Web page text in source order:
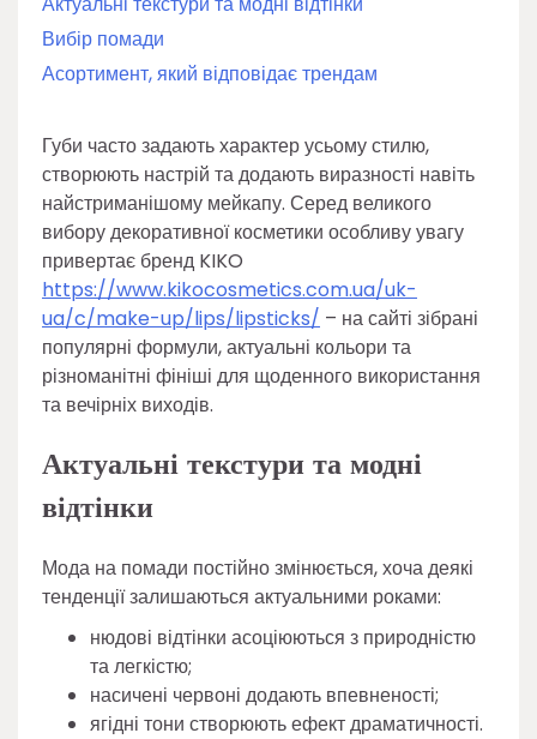
Вибір помади
Асортимент, який відповідає трендам
Губи часто задають характер усьому стилю,
створюють настрій та додають виразності навіть
найстриманішому мейкапу. Серед великого
вибору декоративної косметики особливу увагу
привертає бренд KIKO
https://www.kikocosmetics.com.ua/uk-
ua/c/make-up/lips/lipsticks/ – на сайті зібрані
популярні формули, актуальні кольори та
різноманітні фініші для щоденного використання
та вечірніх виходів.
Актуальні текстури та модні
відтінки
Мода на помади постійно змінюється, хоча деякі
тенденції залишаються актуальними роками:
нюдові відтінки асоціюються з природністю
та легкістю;
насичені червоні додають впевненості;
ягідні тони створюють ефект драматичності.